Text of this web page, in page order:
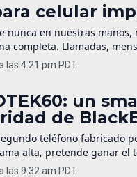
celular
nunca en nuestras
completa. Llamadas,
reproducción y
las 4:21 pm PDT
un
de
teléfono fabricado
alta, pretende ganar el
(la versión anterior)
las 9:32 am PDT